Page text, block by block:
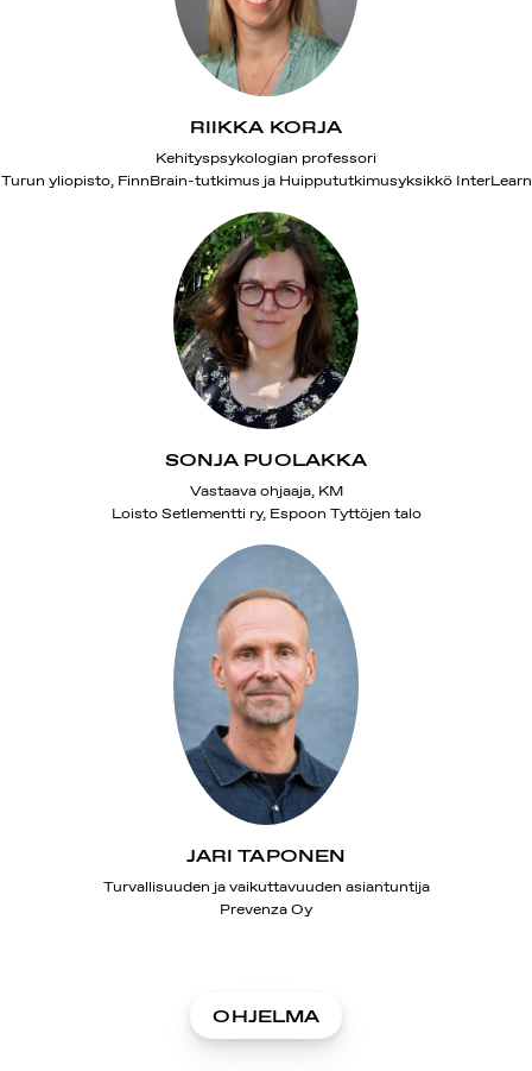
RIIKKA KORJA
Kehityspsykologian professori
Turun yliopisto, FinnBrain-tutkimus ja Huippututkimusyksikkö InterLearn
SONJA PUOLAKKA
Vastaava ohjaaja, KM
Loisto Setlementti ry, Espoon Tyttöjen talo
JARI TAPONEN
Turvallisuuden ja vaikuttavuuden asiantuntija
Prevenza Oy
OHJELMA